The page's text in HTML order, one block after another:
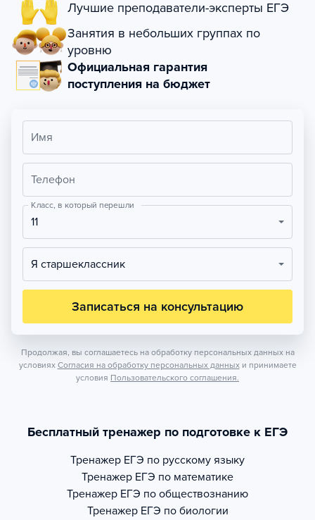
Лучшие преподаватели-эксперты ЕГЭ
Занятия в небольших группах по
уровню
Официальная гарантия
поступления на бюджет
Имя
Телефон
Класс, в который перешли
11
Я старшеклассник
Записаться на консультацию
Продолжая, вы соглашаетесь на обработку персональных данных на
условиях Согласия на обработку персональных данных и принимаете
условия Пользовательского соглашения.
Бесплатный тренажер по подготовке к ЕГЭ
Тренажер ЕГЭ по русскому языку
Тренажер ЕГЭ по математике
Тренажер ЕГЭ по обществознанию
Тренажер ЕГЭ по биологии